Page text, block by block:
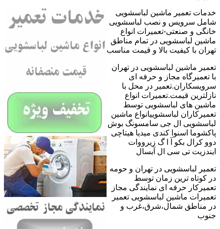
خدمات تعمیر ماشین لباسشویی
شامل سرویس و نصب لباسشویی
خانگی و صنعتی-تعمیرات انواع
ماشین لباسشویی در تمام مناطق
تهران با کیفیت بالا و قیمت مناسب
تعمیر ماشین لباسشویی در تهران
با تعمیرگاه مجاز و حرفه ای
سرویسکاران.تعمیر در محل با
نازلترین قیمت.تعمیرات انواع
ماشین های لباسشویی توسط
تعمیرکاران لباسشوییانواع ماشین
لباسشویی ال جی سامسونگ بوش
پاکشوما اسنوا کندی میدیا هیتاچی
دوو کرال بکو آ ا گ زیرووات
ایندزیت تی سی ال آبسال
تعمیر لباسشویی در تهران و حومه
در کوتاه ترین زمان توسط
تعمیرکار حرفه ای نمایندگی مجاز
تعمیرات ماشین لباسشویی تعمیر
در مناطق شمال،شرق،غرب و
جنوب